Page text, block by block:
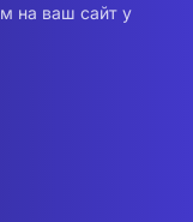
на ваш сайт у